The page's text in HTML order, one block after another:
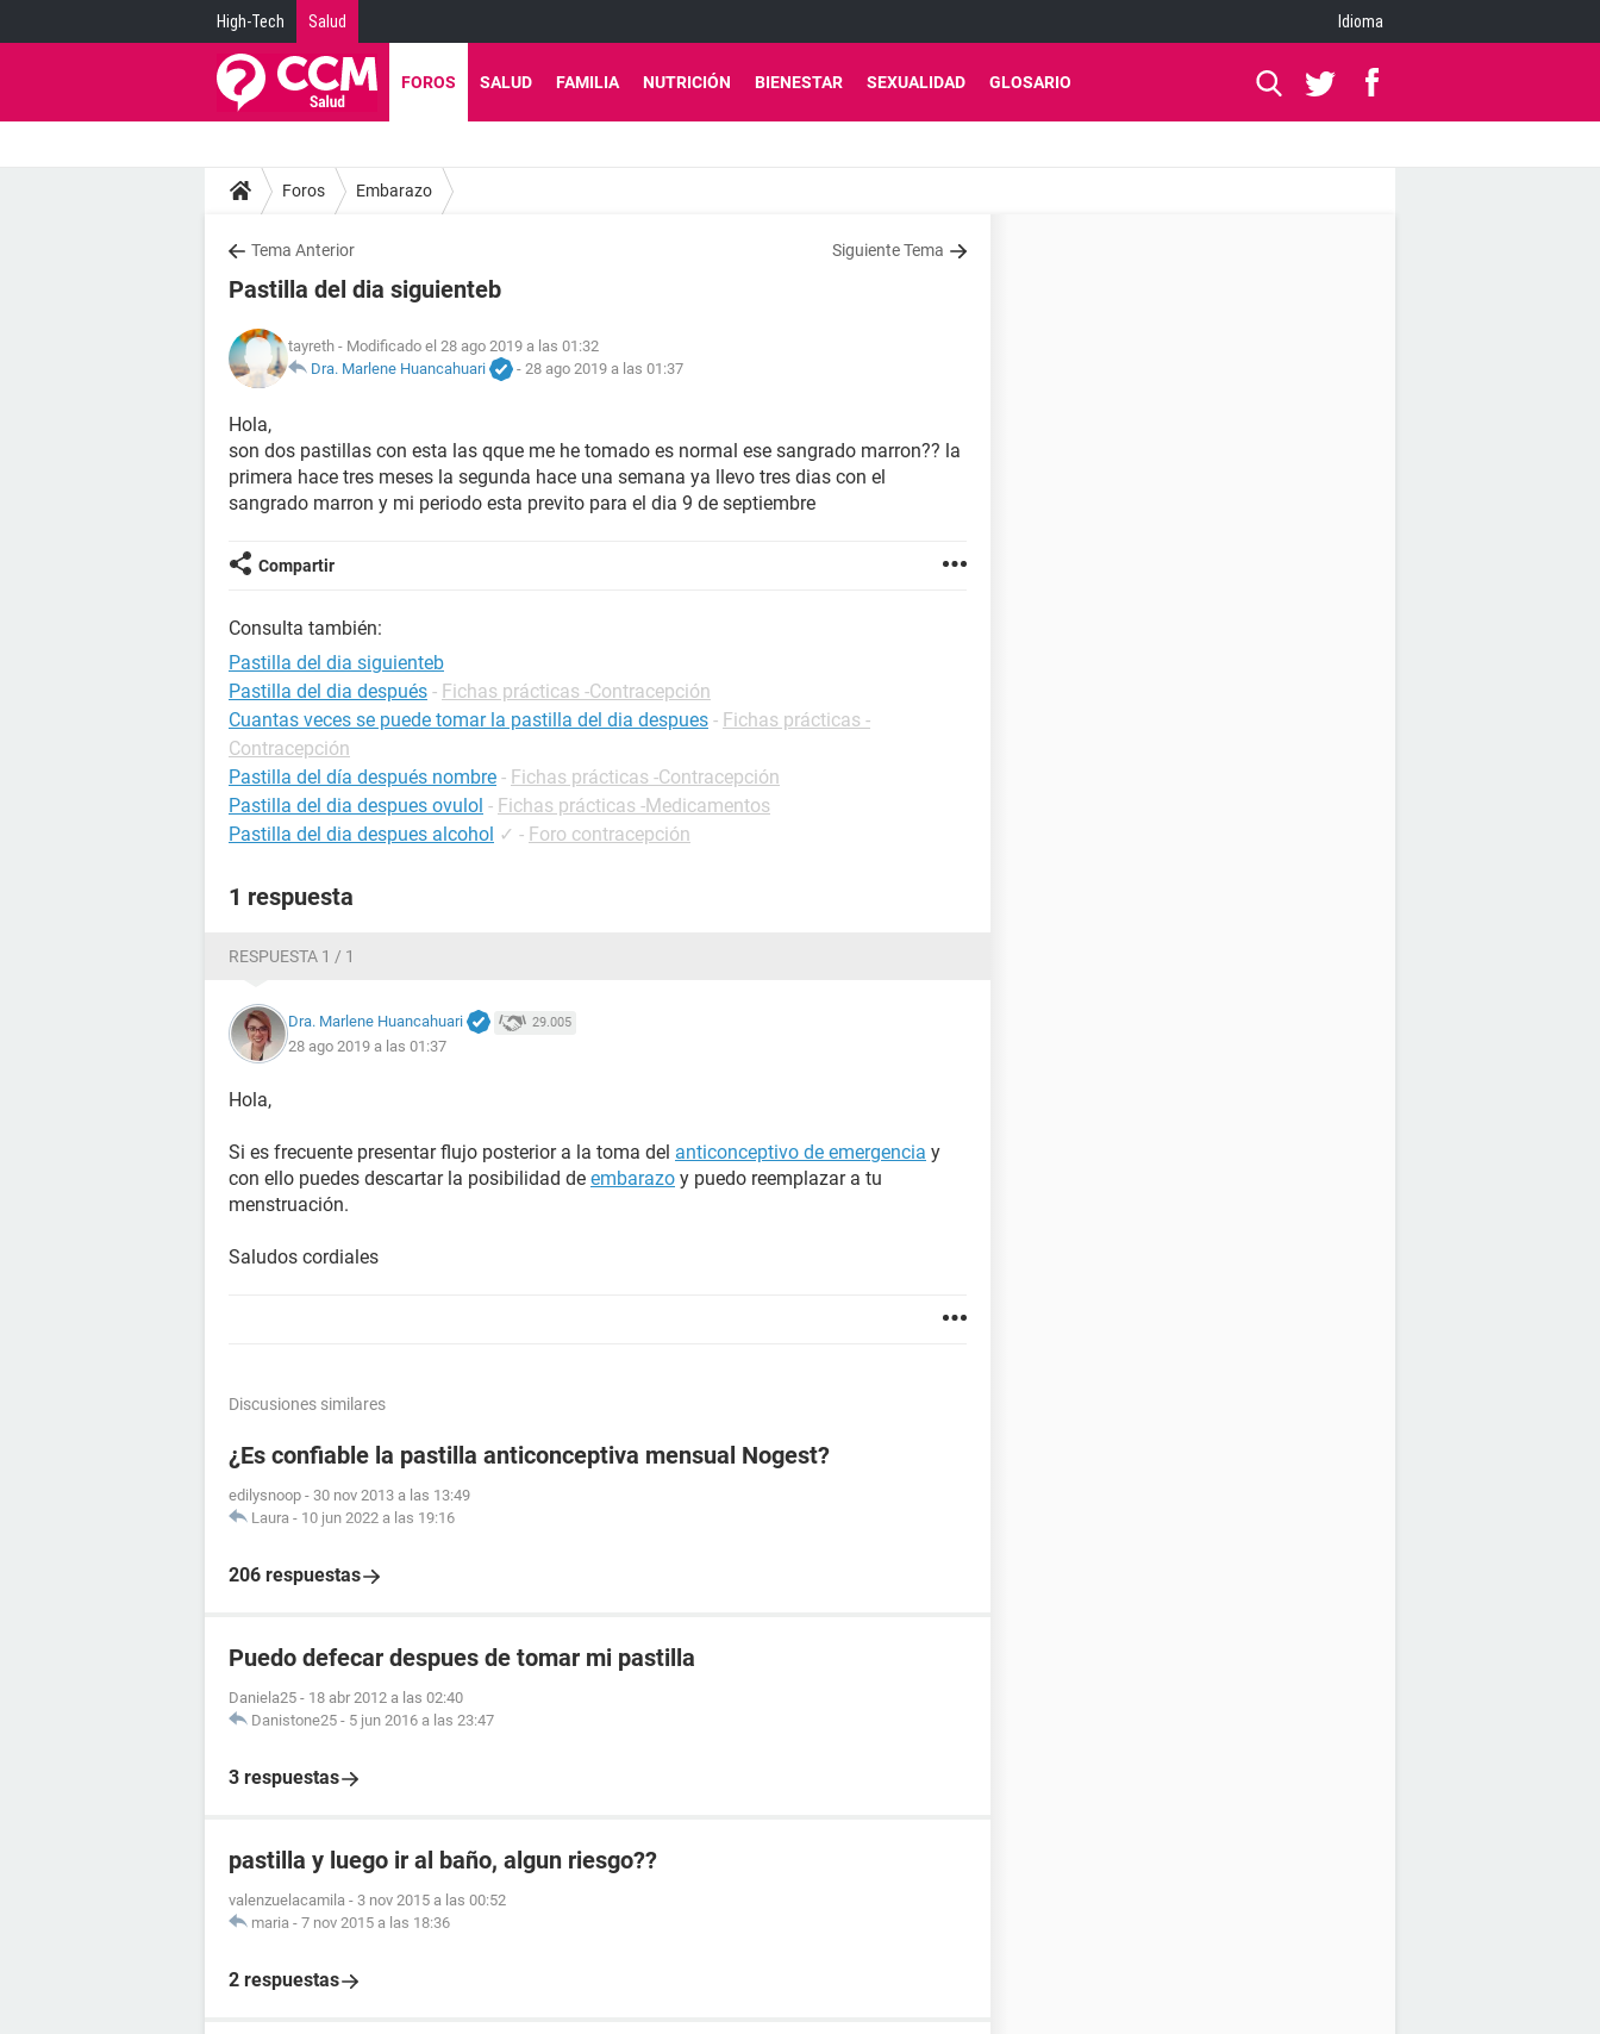
High-Tech Salud Idioma
FOROS SALUD FAMILIA NUTRICIÓN BIENESTAR SEXUALIDAD GLOSARIO
Foros Embarazo
Tema Anterior Siguiente Tema
Pastilla del dia siguienteb
tayreth - Modificado el 28 ago 2019 a las 01:32
Dra. Marlene Huancahuari
- 28 ago 2019 a las 01:37
Hola,
son dos pastillas con esta las qque me he tomado es normal ese sangrado marron?? la
primera hace tres meses la segunda hace una semana ya llevo tres dias con el
sangrado marron y mi periodo esta previto para el dia 9 de septiembre
Compartir
Consulta también:
Pastilla del dia siguienteb
Pastilla del dia después - Fichas prácticas -Contracepción
Cuantas veces se puede tomar la pastilla del dia despues - Fichas prácticas -
Contracepción
Pastilla del día después nombre - Fichas prácticas -Contracepción
Pastilla del dia despues ovulol - Fichas prácticas -Medicamentos
Pastilla del dia despues alcohol ✓ - Foro contracepción
1 respuesta
RESPUESTA 1 / 1
Dra. Marlene Huancahuari 29.005
28 ago 2019 a las 01:37
Hola,
Si es frecuente presentar flujo posterior a la toma del anticonceptivo de emergencia y
con ello puedes descartar la posibilidad de embarazo y puedo reemplazar a tu
menstruación.
Saludos cordiales
Discusiones similares
¿Es confiable la pastilla anticonceptiva mensual Nogest?
edilysnoop - 30 nov 2013 a las 13:49
Laura - 10 jun 2022 a las 19:16
206 respuestas
Puedo defecar despues de tomar mi pastilla
Daniela25 - 18 abr 2012 a las 02:40
Danistone25 - 5 jun 2016 a las 23:47
3 respuestas
pastilla y luego ir al baño, algun riesgo??
valenzuelacamila - 3 nov 2015 a las 00:52
maria - 7 nov 2015 a las 18:36
2 respuestas